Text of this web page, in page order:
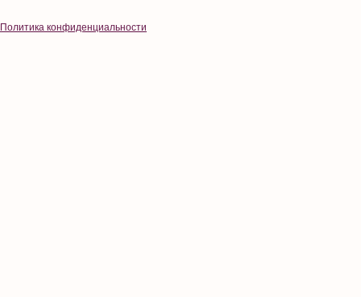
Политика конфиденциальности